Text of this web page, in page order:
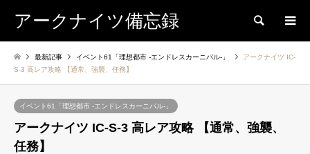
アークナイツ備忘録 検索
最新記事 イベント61「理想都市 -エンドレスカーニバル-」
アークナイツ IC-
S-3 高レア攻略 【通常、強襲、任務】
イベント61「理想都市 -エンドレスカーニバル-」
アークナイツ IC-S-3 高レア攻略 【通常、強襲、
任務】